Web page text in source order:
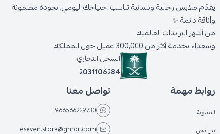
يقدّم ملابس رجالية ونسائية تناسب احتياجك اليومي، بجودة مضمونة
وأناقة دائمة ✨
من أشهر البراندات العالمية،
وسعداء بخدمة أكثر من 300,000 عميل حول المملكة.
السجل التجاري
2031106284
روابط مهمة
المدونة
من نحن
تواصل معنا
+966566229730
eseven.store@gmail.com